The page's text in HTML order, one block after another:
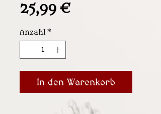
25,99 €
Anzahl *
In den Warenkorb